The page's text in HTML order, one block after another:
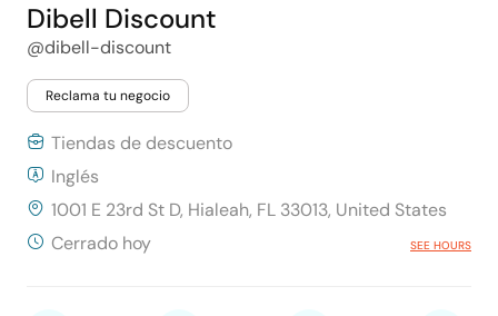
Dibell Discount
@dibell-discount
Reclama tu negocio
Tiendas de descuento
Inglés
1001 E 23rd St D, Hialeah, FL 33013, United States
Cerrado hoy
SEE HOURS